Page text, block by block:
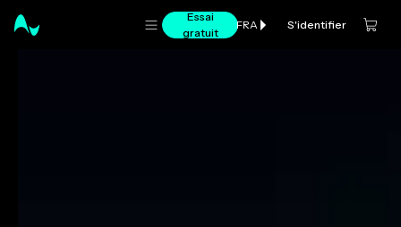
Essai
gratuit
FRA S'identifier